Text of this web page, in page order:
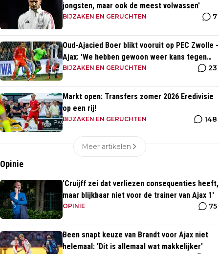
jongsten, maar ook de meest volwassen'
BIJZAKEN EN GERUCHTEN 7
Oud-Ajacied Boer blikt vooruit op PEC Zwolle -
Ajax: 'We hebben gewoon weer kans tegen
Ajax'
BIJZAKEN EN GERUCHTEN 23
Markt open: Transfers zomer 2026 Eredivisie
op een rij!
BIJZAKEN EN GERUCHTEN 148
Meer artikelen
Opinie
'Cruijff zei dat verliezen consequenties heeft,
maar blijkbaar niet voor de trainer van Ajax 1'
OPINIE 75
Been snapt keuze van Brandt voor Ajax niet
helemaal: 'Dit is allemaal wat makkelijker'